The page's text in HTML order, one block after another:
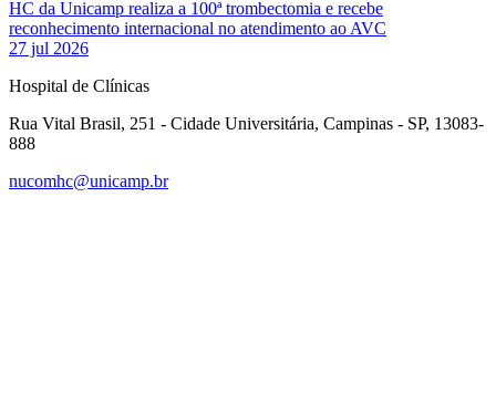
HC da Unicamp realiza a 100ª trombectomia e recebe
reconhecimento internacional no atendimento ao AVC
27 jul 2026
Hospital de Clínicas
Rua Vital Brasil, 251 - Cidade Universitária, Campinas - SP, 13083-
888
nucomhc@unicamp.br